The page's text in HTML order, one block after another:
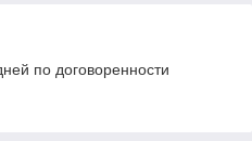
по договоренности